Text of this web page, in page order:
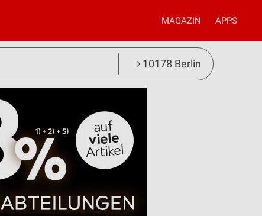
MAGAZIN APPS
10178 Berlin